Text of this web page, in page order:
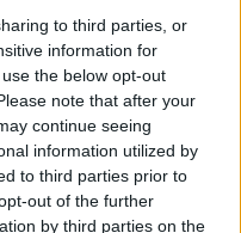
to third parties, or
information for
the below opt-out
note that after your
continue seeing
information utilized by
to third parties prior to
out of the further
by third parties on the